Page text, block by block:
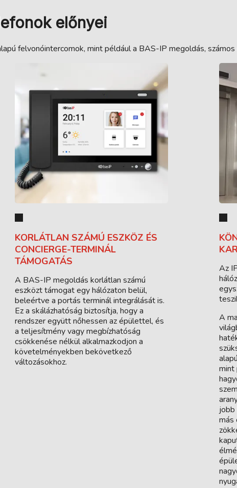
előnyei
felvonóintercomok, mint például a BAS-IP megoldás, számos
KORLÁTLAN SZÁMÚ ESZKÖZ ÉS
CONCIERGE-TERMINÁL
TÁMOGATÁS
A BAS-IP megoldás korlátlan számú
eszközt támogat egy hálózaton belül,
beleértve a portás terminál integrálását is.
Ez a skálázhatóság biztosítja, hogy a
rendszer együtt nőhessen az épülettel, és
a teljesítmény vagy megbízhatóság
csökkenése nélkül alkalmazkodjon a
követelményekben bekövetkező
változásokhoz.
Az
A
mint
jobb
más